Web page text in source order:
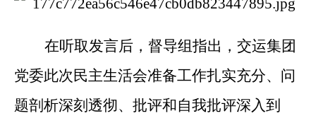
在听取发言后，督导组指出，交运集团
党委此次民主生活会准备工作扎实充分、问
题剖析深刻透彻、批评和自我批评深入到